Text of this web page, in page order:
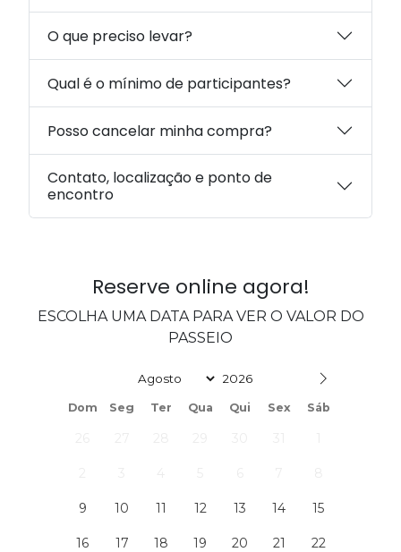
O que preciso levar?
Qual é o mínimo de participantes?
Posso cancelar minha compra?
Contato, localização e ponto de
encontro
Reserve online agora!
ESCOLHA UMA DATA PARA VER O VALOR DO
PASSEIO
Date
Dom Seg Ter Qua Qui Sex Sáb
9 10 11 12 13 14 15
16 17 18 19 20 21 22